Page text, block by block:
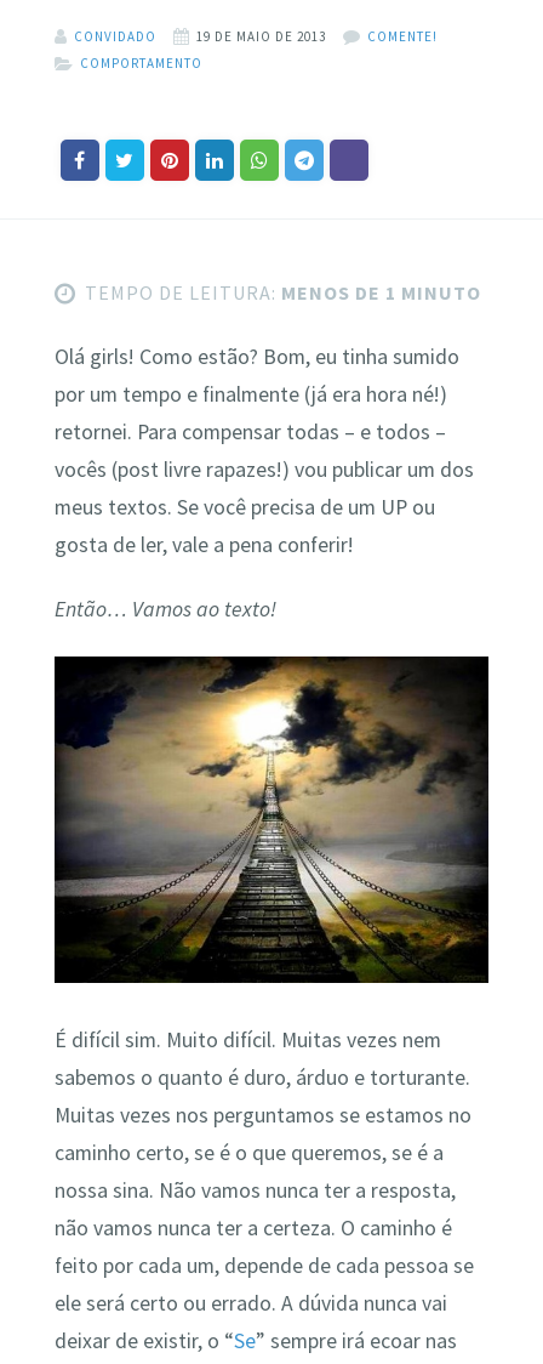
CONVIDADO 19 DE MAIO DE 2013
COMENTE!
COMPORTAMENTO
TEMPO DE LEITURA: MENOS DE 1 MINUTO
Olá girls! Como estão? Bom, eu tinha sumido
por um tempo e finalmente (já era hora né!)
retornei. Para compensar todas – e todos –
vocês (post livre rapazes!) vou publicar um dos
meus textos. Se você precisa de um UP ou
gosta de ler, vale a pena conferir!
Então… Vamos ao texto!
É difícil sim. Muito difícil. Muitas vezes nem
sabemos o quanto é duro, árduo e torturante.
Muitas vezes nos perguntamos se estamos no
caminho certo, se é o que queremos, se é a
nossa sina. Não vamos nunca ter a resposta,
não vamos nunca ter a certeza. O caminho é
feito por cada um, depende de cada pessoa se
ele será certo ou errado. A dúvida nunca vai
deixar de existir, o “Se” sempre irá ecoar nas